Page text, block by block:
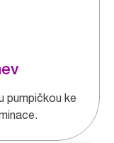
pumpičkou ke